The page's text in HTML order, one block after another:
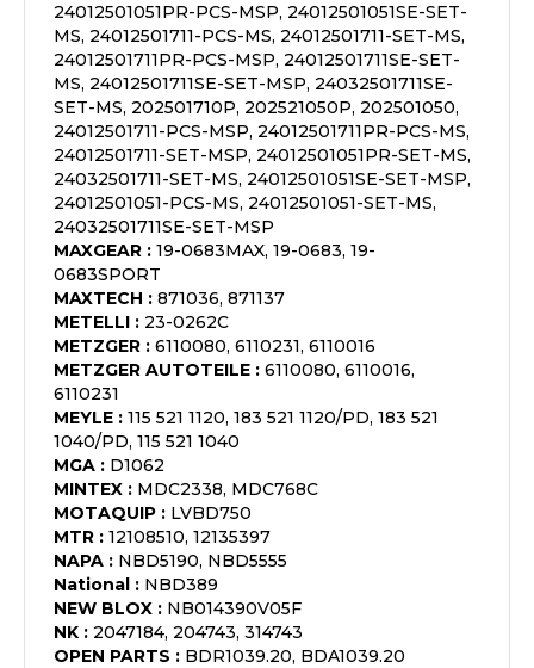
24012501051PR-PCS-MSP, 24012501051SE-SET-
MS, 24012501711-PCS-MS, 24012501711-SET-MS,
24012501711PR-PCS-MSP, 24012501711SE-SET-
MS, 24012501711SE-SET-MSP, 24032501711SE-
SET-MS, 202501710P, 202521050P, 202501050,
24012501711-PCS-MSP, 24012501711PR-PCS-MS,
24012501711-SET-MSP, 24012501051PR-SET-MS,
24032501711-SET-MS, 24012501051SE-SET-MSP,
24012501051-PCS-MS, 24012501051-SET-MS,
24032501711SE-SET-MSP
MAXGEAR : 19-0683MAX, 19-0683, 19-
0683SPORT
MAXTECH : 871036, 871137
METELLI : 23-0262C
METZGER : 6110080, 6110231, 6110016
METZGER AUTOTEILE : 6110080, 6110016,
6110231
MEYLE : 115 521 1120, 183 521 1120/PD, 183 521
1040/PD, 115 521 1040
MGA : D1062
MINTEX : MDC2338, MDC768C
MOTAQUIP : LVBD750
MTR : 12108510, 12135397
NAPA : NBD5190, NBD5555
National : NBD389
NEW BLOX : NB014390V05F
NK : 2047184, 204743, 314743
OPEN PARTS : BDR1039.20, BDA1039.20